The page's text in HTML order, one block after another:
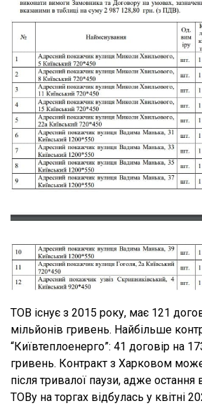
ТОВ існує з 2015 року, має 121
мільйонів гривень. Найбільше
“Київтеплоенерго”: 41 договір на
гривень. Контракт з Харковом
після тривалої паузи, адже остання
ТОВу на торгах відбулась у квітні